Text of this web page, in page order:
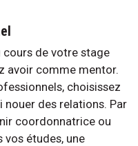
de votre stage
avoir comme mentor.
choisissez
nouer des relations. Par
coordonnatrice ou
études, une